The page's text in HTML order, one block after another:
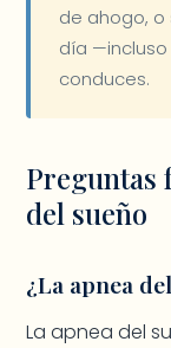
de ahogo,
día
conduces.
Preguntas
del sueño
¿La apnea
La apnea del